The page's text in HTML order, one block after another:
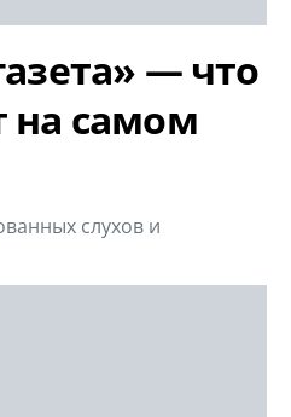
— что
на самом
слухов и